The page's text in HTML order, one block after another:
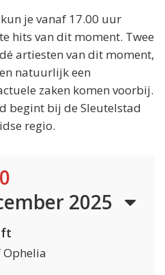
je vanaf 17.00 uur
hits van dit moment. Twee
artiesten van dit moment,
natuurlijk een
zaken komen voorbij.
begint bij de Sleutelstad
regio.
2025
Ophelia